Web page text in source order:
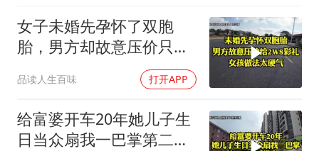
女子未婚先孕怀了双胞
胎，男方却故意压价只给
品读人生百味 打开APP
给富婆开车20年她儿子生
日当众扇我一巴掌第二天